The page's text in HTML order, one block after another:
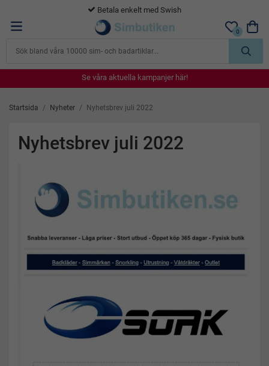
Betala enkelt med Swish
0
Se våra aktuella kampanjer här!
Se våra aktuella kampanjer här!
Se våra aktuella kampanjer här!
Se våra aktuella kampanjer här!
Startsida / Nyheter / Nyhetsbrev juli 2022
Nyhetsbrev juli 2022